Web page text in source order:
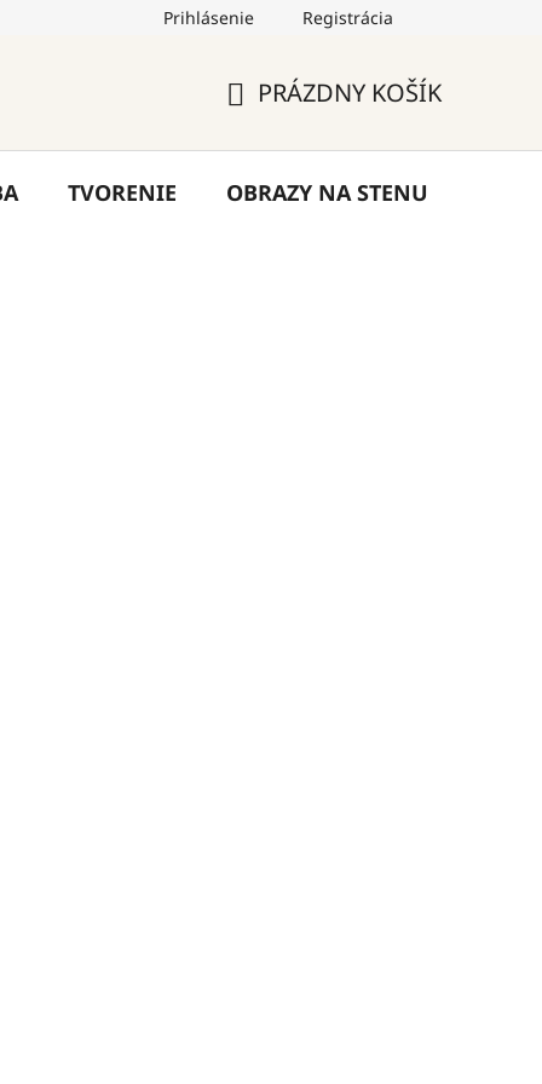
Hodnotenie obchodu Blog Kontakty
Prihlásenie Registrácia
KOŠÍK
PRÁZDNY KOŠÍK
TVORENIE OBRAZY NA STENU